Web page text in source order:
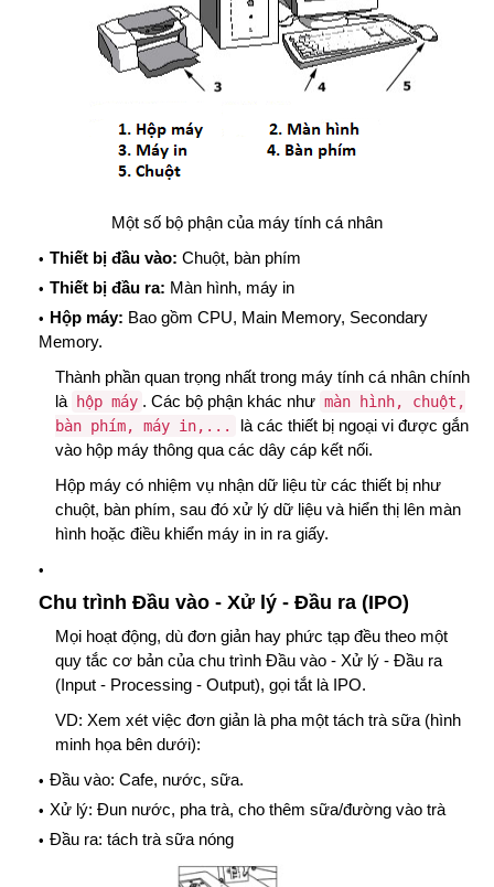
Một số bộ phận của máy tính cá nhân
Thiết bị đầu vào: Chuột, bàn phím
Thiết bị đầu ra: Màn hình, máy in
Hộp máy: Bao gồm CPU, Main Memory, Secondary
Memory.
Thành phần quan trọng nhất trong máy tính cá nhân chính
là
hộp máy . Các bộ phận khác như màn hình, chuột,
bàn phím, máy in,...
là các thiết bị ngoại vi được gắn
vào hộp máy thông qua các dây cáp kết nối.
Hộp máy có nhiệm vụ nhận dữ liệu từ các thiết bị như
chuột, bàn phím, sau đó xử lý dữ liệu và hiển thị lên màn
hình hoặc điều khiển máy in in ra giấy.
Chu trình Đầu vào - Xử lý - Đầu ra (IPO)
Mọi hoạt động, dù đơn giản hay phức tạp đều theo một
quy tắc cơ bản của chu trình Đầu vào - Xử lý - Đầu ra
(Input - Processing - Output), gọi tắt là IPO.
VD: Xem xét việc đơn giản là pha một tách trà sữa (hình
minh họa bên dưới):
Đầu vào: Cafe, nước, sữa.
Xử lý: Đun nước, pha trà, cho thêm sữa/đường vào trà
Đầu ra: tách trà sữa nóng